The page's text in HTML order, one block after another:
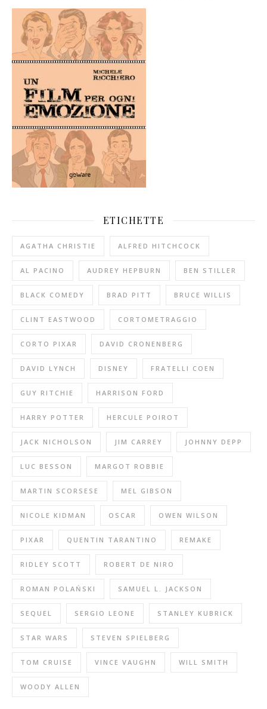
ETICHETTE
AGATHA CHRISTIE ALFRED HITCHCOCK
AL PACINO AUDREY HEPBURN BEN STILLER
BLACK COMEDY BRAD PITT BRUCE WILLIS
CLINT EASTWOOD CORTOMETRAGGIO
CORTO PIXAR DAVID CRONENBERG
DAVID LYNCH DISNEY FRATELLI COEN
GUY RITCHIE HARRISON FORD
HARRY POTTER HERCULE POIROT
JACK NICHOLSON JIM CARREY JOHNNY DEPP
LUC BESSON MARGOT ROBBIE
MARTIN SCORSESE MEL GIBSON
NICOLE KIDMAN OSCAR OWEN WILSON
PIXAR QUENTIN TARANTINO REMAKE
RIDLEY SCOTT ROBERT DE NIRO
ROMAN POLAŃSKI SAMUEL L. JACKSON
SEQUEL SERGIO LEONE STANLEY KUBRICK
STAR WARS STEVEN SPIELBERG
TOM CRUISE VINCE VAUGHN WILL SMITH
WOODY ALLEN